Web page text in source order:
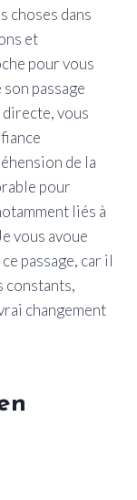
choses dans
et
pour vous
passage
vous
de la
pour
liés à
vous avoue
passage, car il
constants,
changement